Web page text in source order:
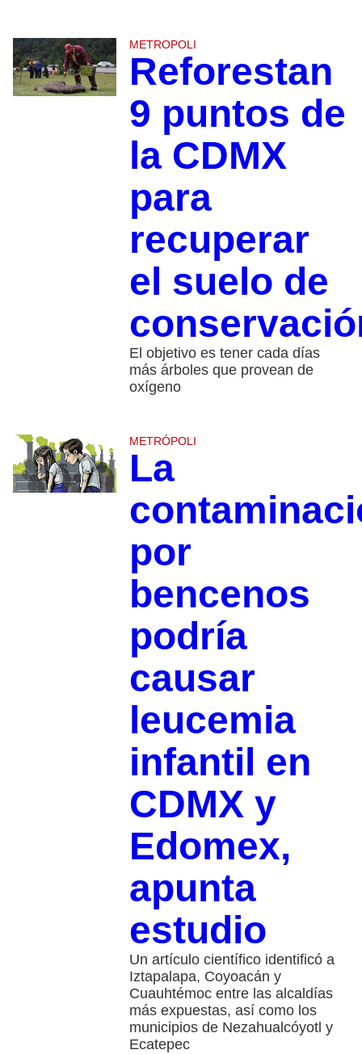
METROPOLI
Reforestan
9 puntos de
la CDMX
para
recuperar
el suelo de
El objetivo es tener cada días
más árboles que provean de
oxígeno
METRÓPOLI
La
por
bencenos
podría
causar
leucemia
infantil en
CDMX y
Edomex,
apunta
estudio
Un artículo científico identificó a
Iztapalapa, Coyoacán y
Cuauhtémoc entre las alcaldías
más expuestas, así como los
municipios de Nezahualcóyotl y
Ecatepec